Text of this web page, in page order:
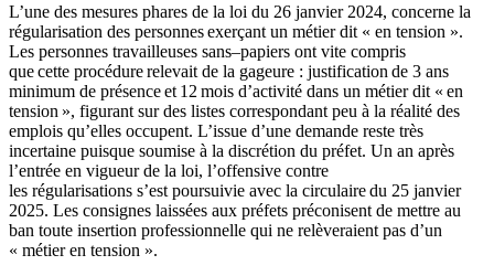
L’une des mesures phares de la loi du 26 janvier 2024, concerne la
régularisation des personnes exerçant un métier dit « en tension ».
Les personnes travailleuses sans–papiers ont vite compris
que cette procédure relevait de la gageure : justification de 3 ans
minimum de présence et 12 mois d’activité dans un métier dit « en
tension », figurant sur des listes correspondant peu à la réalité des
emplois qu’elles occupent. L’issue d’une demande reste très
incertaine puisque soumise à la discrétion du préfet. Un an après
l’entrée en vigueur de la loi, l’offensive contre
les régularisations s’est poursuivie avec la circulaire du 25 janvier
2025. Les consignes laissées aux préfets préconisent de mettre au
ban toute insertion professionnelle qui ne relèveraient pas d’un
« métier en tension ».